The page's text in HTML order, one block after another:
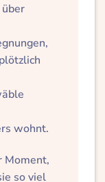
wohnt.
Moment,
so viel